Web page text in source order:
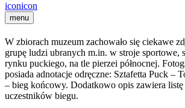
iconicon
menu
W zbiorach muzeum zachowało się ciekawe
grupę ludzi ubranych m.in. w stroje sportowe,
rynku puckiego, na tle pierzei północnej.
posiada adnotacje odręczne: Sztafetta Puck –
– bieg końcowy. Dodatkowo opis zawiera
uczestników biegu.